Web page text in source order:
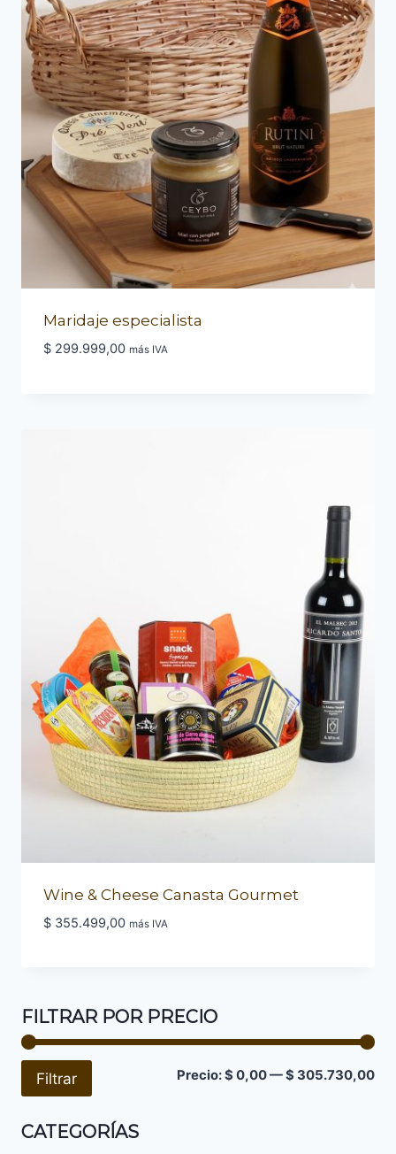
Maridaje especialista
$299.999,00 más IVA
Wine & Cheese Canasta Gourmet
$355.499,00 más IVA
FILTRAR POR PRECIO
Filtrar Precio:$ 0,00—$ 305.730,00
CATEGORÍAS